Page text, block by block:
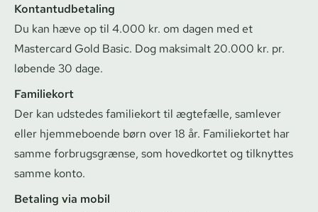
Kon­tan­tud­be­ta­ling
Du kan hæve op til 4.000 kr. om dagen med et
Mastercard Gold Basic. Dog maksimalt 20.000 kr. pr.
løbende 30 dage.
Familiekort
Der kan udstedes familiekort til ægtefælle, samlever
eller hjemmeboende børn over 18 år. Familiekortet har
samme forbrugsgrænse, som hovedkortet og tilknyttes
samme konto.
Betaling via mobil